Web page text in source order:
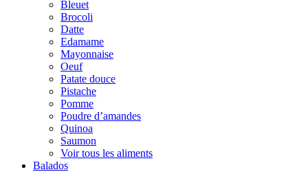
Bleuet
Brocoli
Datte
Edamame
Mayonnaise
Oeuf
Patate douce
Pistache
Pomme
Poudre d’amandes
Quinoa
Saumon
Voir tous les aliments
Balados